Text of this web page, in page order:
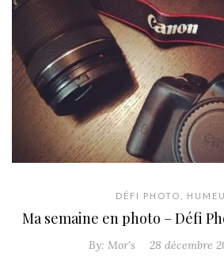
DÉFI PHOTO
Ma semaine en photo – Défi
By: Mor's 28 décembre